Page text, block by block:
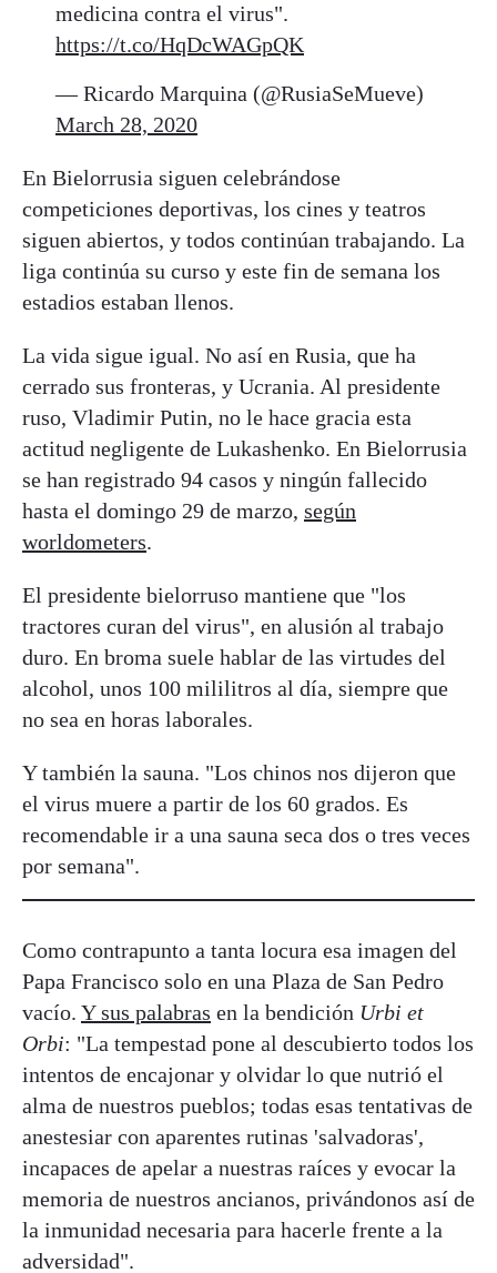
medicina contra el virus".
https://t.co/HqDcWAGpQK
— Ricardo Marquina (@RusiaSeMueve)
March 28, 2020
En Bielorrusia siguen celebrándose
competiciones deportivas, los cines y teatros
siguen abiertos, y todos continúan trabajando. La
liga continúa su curso y este fin de semana los
estadios estaban llenos.
La vida sigue igual. No así en Rusia, que ha
cerrado sus fronteras, y Ucrania. Al presidente
ruso, Vladimir Putin, no le hace gracia esta
actitud negligente de Lukashenko. En Bielorrusia
se han registrado 94 casos y ningún fallecido
hasta el domingo 29 de marzo, según
worldometers.
El presidente bielorruso mantiene que "los
tractores curan del virus", en alusión al trabajo
duro. En broma suele hablar de las virtudes del
alcohol, unos 100 mililitros al día, siempre que
no sea en horas laborales.
Y también la sauna. "Los chinos nos dijeron que
el virus muere a partir de los 60 grados. Es
recomendable ir a una sauna seca dos o tres veces
por semana".
Como contrapunto a tanta locura esa imagen del
Papa Francisco solo en una Plaza de San Pedro
vacío. Y sus palabras en la bendición Urbi et
Orbi: "La tempestad pone al descubierto todos los
intentos de encajonar y olvidar lo que nutrió el
alma de nuestros pueblos; todas esas tentativas de
anestesiar con aparentes rutinas 'salvadoras',
incapaces de apelar a nuestras raíces y evocar la
memoria de nuestros ancianos, privándonos así de
la inmunidad necesaria para hacerle frente a la
adversidad".